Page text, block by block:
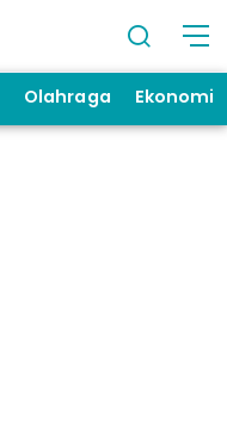
Olahraga Ekonomi